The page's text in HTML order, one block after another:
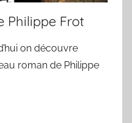
Philippe Frot
on découvre
roman de Philippe